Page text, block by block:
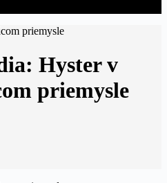
Hyster v
priemysle